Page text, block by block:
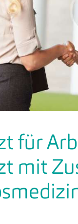
für
mit